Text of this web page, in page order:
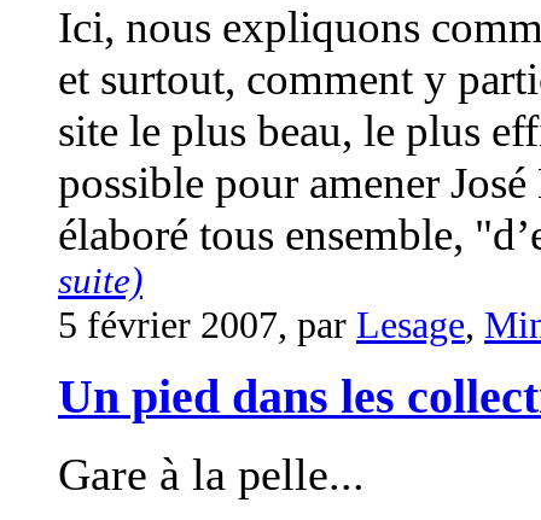
Ici, nous expliquons
et surtout, comment y
site le plus beau, le plus
possible pour amener
élaboré tous ensemble,
suite)
5 février 2007, par Lesage,
Un pied dans les
Gare à la pelle...